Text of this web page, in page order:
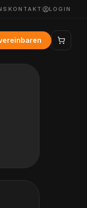
KONTAKT LOGIN